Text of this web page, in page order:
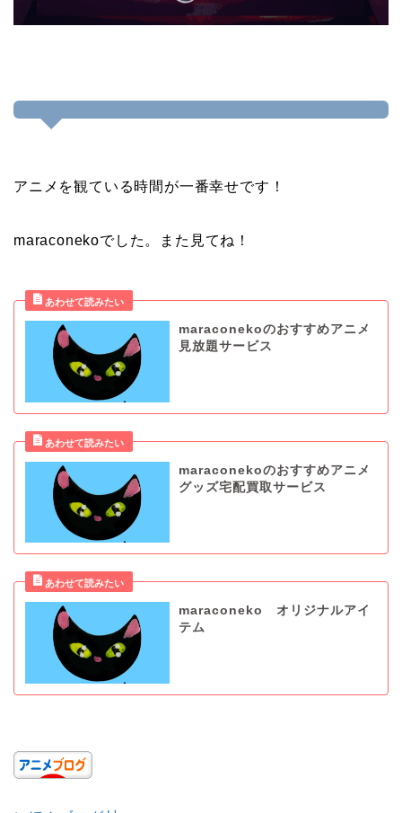
アニメを観ている時間が一番幸せです！
maraconekoでした。また見てね！
maraconekoのおすすめアニメ
見放題サービス
maraconekoのおすすめアニメ
グッズ宅配買取サービス
maraconeko オリジナルアイ
テム